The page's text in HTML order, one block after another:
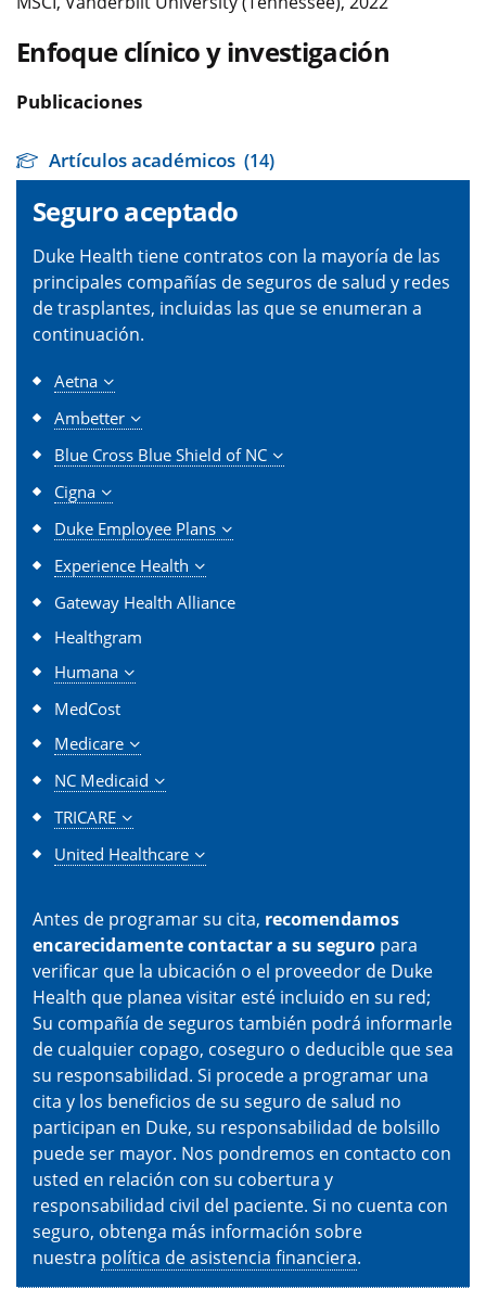
Enfoque clínico y investigación
Publicaciones
Artículos académicos (14)
Seguro aceptado
Duke Health tiene contratos con la mayoría de las
principales compañías de seguros de salud y redes
de trasplantes, incluidas las que se enumeran a
continuación.
Aetna
Ambetter
Blue Cross Blue Shield of NC
Cigna
Duke Employee Plans
Experience Health
Gateway Health Alliance
Healthgram
Humana
MedCost
Medicare
NC Medicaid
TRICARE
United Healthcare
Antes de programar su cita, recomendamos
encarecidamente contactar a su seguro para
verificar que la ubicación o el proveedor de Duke
Health que planea visitar esté incluido en su red;
Su compañía de seguros también podrá informarle
de cualquier copago, coseguro o deducible que sea
su responsabilidad. Si procede a programar una
cita y los beneficios de su seguro de salud no
participan en Duke, su responsabilidad de bolsillo
puede ser mayor. Nos pondremos en contacto con
usted en relación con su cobertura y
responsabilidad civil del paciente. Si no cuenta con
seguro, obtenga más información sobre
nuestra política de asistencia financiera.